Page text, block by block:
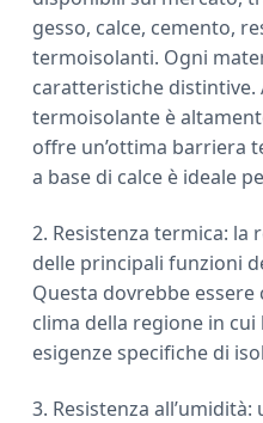
gesso, calce, cemento,
termoisolanti. Ogni
caratteristiche distintive.
termoisolante è
offre un’ottima barriera
a base di calce è ideale
2. Resistenza termica: la
delle principali funzioni
Questa dovrebbe
clima della regione in cui
esigenze specifiche di
3. Resistenza